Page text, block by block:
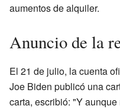
aumentos de alquiler.
Anuncio de la
El 21 de julio, la cuenta
Joe Biden publicó una
carta, escribió: "Y